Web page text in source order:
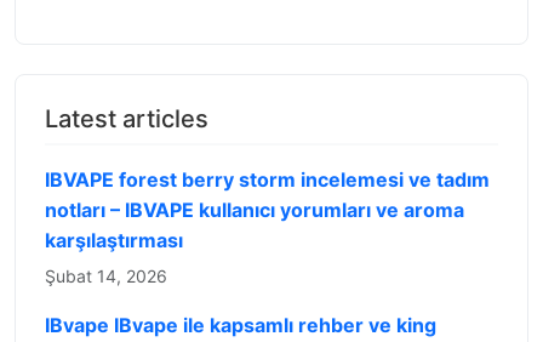
Latest articles
IBVAPE forest berry storm incelemesi ve tadım
notları – IBVAPE kullanıcı yorumları ve aroma
karşılaştırması
Şubat 14, 2026
IBvape IBvape ile kapsamlı rehber ve king